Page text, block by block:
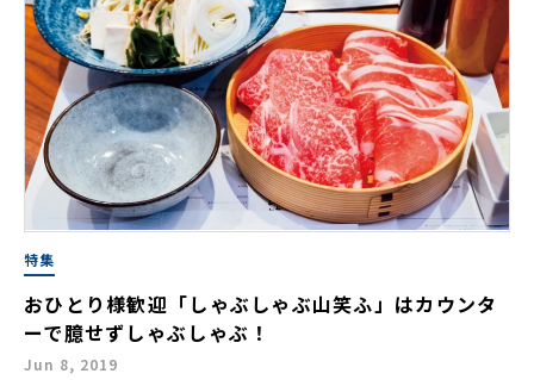
特集
おひとり様歓迎「しゃぶしゃぶ山笑ふ」はカウンタ
ーで臆せずしゃぶしゃぶ！
Jun 8, 2019